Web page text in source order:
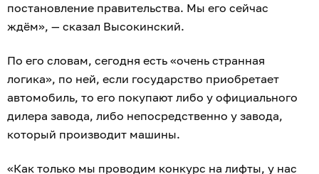
постановление правительства. Мы его сейчас
ждём», — сказал Высокинский.
По его словам, сегодня есть «очень странная
логика», по ней, если государство приобретает
автомобиль, то его покупают либо у официального
дилера завода, либо непосредственно у завода,
который производит машины.
«Как только мы проводим конкурс на лифты, у нас